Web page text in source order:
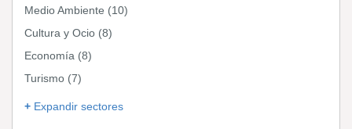
Medio Ambiente (10)
Cultura y Ocio (8)
Economía (8)
Turismo (7)
Expandir sectores